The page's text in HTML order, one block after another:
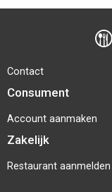
Contact
Consument
Account aanmaken
Zakelijk
Restaurant aanmelden